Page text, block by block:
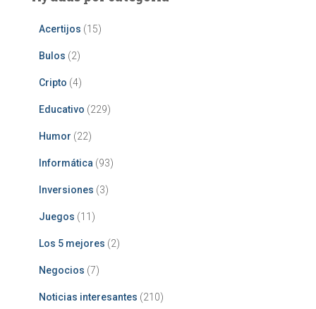
Acertijos (15)
Bulos (2)
Cripto (4)
Educativo (229)
Humor (22)
Informática (93)
Inversiones (3)
Juegos (11)
Los 5 mejores (2)
Negocios (7)
Noticias interesantes (210)